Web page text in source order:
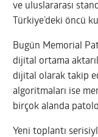
ve uluslararası
Türkiye’deki öncü
Bugün Memorial
dijital ortama
dijital olarak takip
algoritmaları ise
birçok alanda
Yeni toplantı